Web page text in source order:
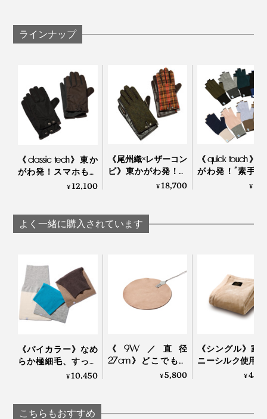
「long rib」は、手を包み込むように、立体的に編める
「ホールガーメント」という編み機でつくっています。
『tet.』オリジナルデザインの外箱つき
この道40年の松村宣彦さんのような、レジェンド職人な
らではの知識と経験による、細かい調整があって、着け
た時に、手がキレイに見える「long rib」は、編み上が
ラインナップ
《classic tech》東か
がわ発！スマホも使
える、タフでホット
¥12,100
《尾州織×レザーコン
ビ》東かがわ発！ス
マホに触れるレザー
¥18,700
《quick touch》
がわ発！“素手”
覚で動きやすい
¥
よく一緒に購入されています
《バイカラー》なめ
らか極細毛、すっき
り軽い着け心地の
¥10,450
《9W／直径
27cm》どこでもあ
ったかデスクワー
¥5,800
《シングル》家
ニーシルク使用、
毛の匠”が磨き
¥
こちらもおすすめ